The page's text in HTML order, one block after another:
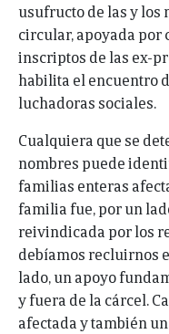
usufructo de las y los
circular, apoyada por
inscriptos de las ex-
habilita el encuentro
luchadoras sociales.
Cualquiera que se
nombres puede
familias enteras
familia fue, por un
reivindicada por los
debíamos recluirnos
lado, un apoyo
y fuera de la cárcel.
afectada y también